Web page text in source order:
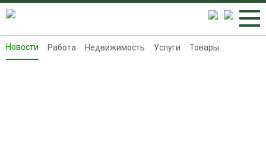
Новости
Новости Работа Недвижимость Услуги Товары